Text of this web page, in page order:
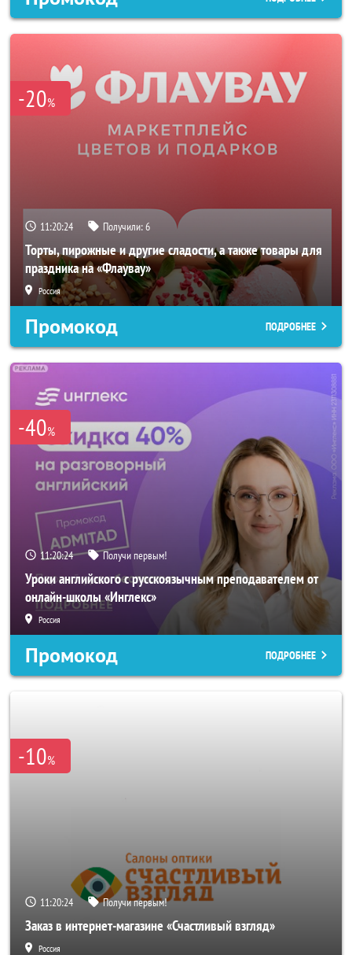
-20%
11:20:22 Получили:6
Торты, пирожные и другие сладости, а также товары для
праздника на «Флаувау»
Россия
Промокод ПОДРОБНЕЕ
-40%
11:20:22 Получи первым!
Уроки английского с русскоязычным преподавателем от
онлайн-школы «Инглекс»
Россия
Промокод ПОДРОБНЕЕ
-10%
11:20:22 Получи первым!
Заказ в интернет-магазине «Счастливый взгляд»
Россия